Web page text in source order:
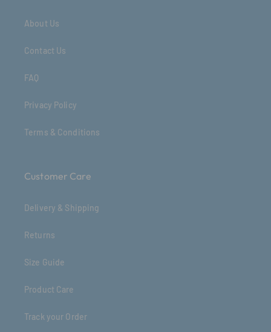
About Us
Contact Us
FAQ
Privacy Policy
Terms & Conditions
Customer Care
Delivery & Shipping
Returns
Size Guide
Product Care
Track your Order